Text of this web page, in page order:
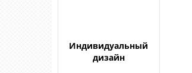
Индивидуальный
дизайн